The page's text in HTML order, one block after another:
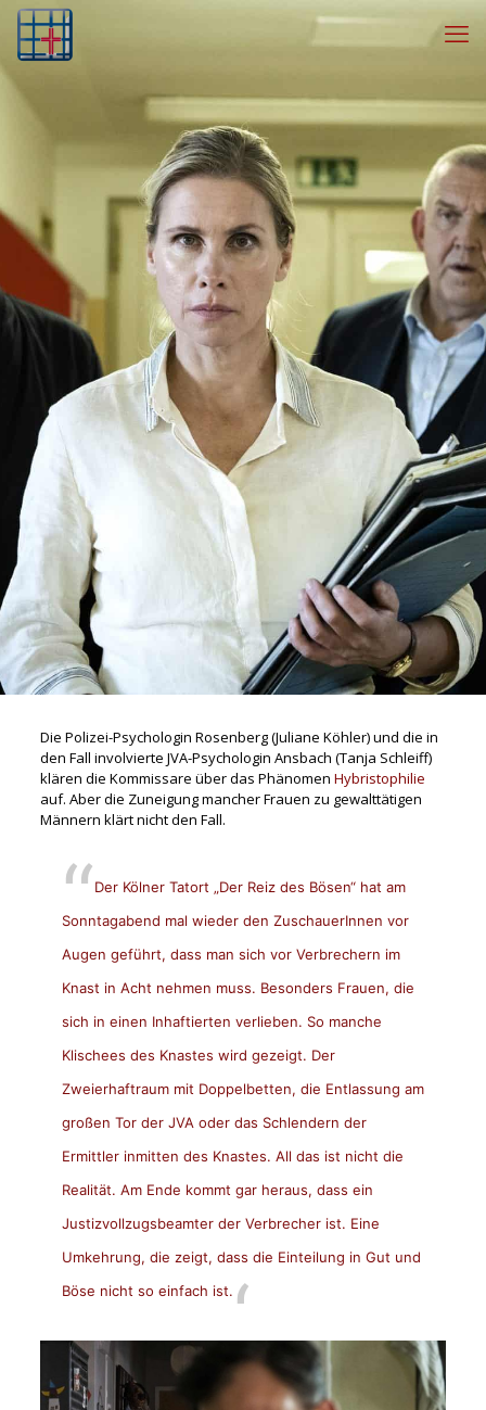
Die Polizei-Psychologin Rosenberg (Juliane Köhler) und die in
den Fall involvierte JVA-Psychologin Ansbach (Tanja Schleiff)
klären die Kommissare über das Phänomen Hybristophilie
auf. Aber die Zuneigung mancher Frauen zu gewalttätigen
Männern klärt nicht den Fall.
Der Kölner Tatort „Der Reiz des Bösen“ hat am
Sonntagabend mal wieder den ZuschauerInnen vor
Augen geführt, dass man sich vor Verbrechern im
Knast in Acht nehmen muss. Besonders Frauen, die
sich in einen Inhaftierten verlieben. So manche
Klischees des Knastes wird gezeigt. Der
Zweierhaftraum mit Doppelbetten, die Entlassung am
großen Tor der JVA oder das Schlendern der
Ermittler inmitten des Knastes. All das ist nicht die
Realität. Am Ende kommt gar heraus, dass ein
Justizvollzugsbeamter der Verbrecher ist. Eine
Umkehrung, die zeigt, dass die Einteilung in Gut und
Böse nicht so einfach ist.